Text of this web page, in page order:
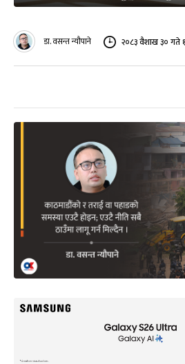
डा. वसन्त न्यौपाने २०८३ वैशाख ३० गते